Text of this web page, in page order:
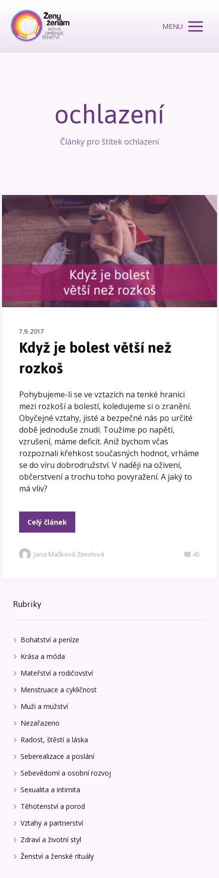
MENU
ochlazení
Články pro štítek ochlazení
7.9. 2017
Když je bolest větší než
rozkoš
Pohybujeme-li se ve vztazích na tenké hranici
mezi rozkoší a bolestí, koledujeme si o zranění.
Obyčejné vztahy, jisté a bezpečné nás po určité
době jednoduše znudí. Toužíme po napětí,
vzrušení, máme deficit. Aniž bychom včas
rozpoznali křehkost současných hodnot, vrháme
se do víru dobrodružství. V naději na oživení,
občerstvení a trochu toho povyražení. A jaký to
má vliv?
Celý článek
Jana Mašková Zimolová 45
Rubriky
Bohatství a peníze
Krása a móda
Mateřství a rodičovství
Menstruace a cykličnost
Muži a mužství
Nezařazeno
Radost, štěstí a láska
Seberealizace a poslání
Sebevědomí a osobní rozvoj
Sexualita a intimita
Těhotenství a porod
Vztahy a partnerství
Zdraví a životní styl
Ženství a ženské rituály